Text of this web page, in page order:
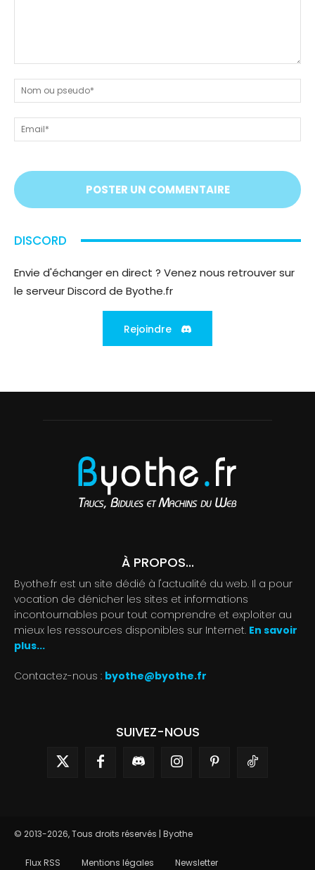
nous
tout
!
On
vous
;)
ou
DISCORD
Envie d'échanger en direct ? Venez nous retrouver sur
le serveur Discord de Byothe.fr
Rejoindre
À PROPOS...
Byothe.fr est un site dédié à l'actualité du web. Il a pour
vocation de dénicher les sites et informations
incontournables pour tout comprendre et exploiter au
mieux les ressources disponibles sur Internet. En savoir
plus...
Contactez-nous : byothe@byothe.fr
SUIVEZ-NOUS
© 2013-2026, Tous droits réservés | Byothe
Flux RSS Mentions légales Newsletter